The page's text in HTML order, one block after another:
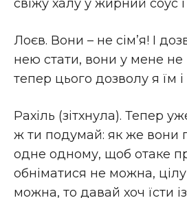
свіжу хáлу у жирний соус і
Лоєв. Вони – не сім’я! І
нею стати, вони у мене
тепер цього дозволу я їм
Рахіль (зітхнула). Тепер
ж ти подумай: як же вони
одне одному, щоб отаке
обніматися не можна,
можна, то давай хоч їсти